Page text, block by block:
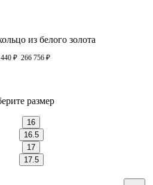
из белого золота
₽ 266 756 ₽
размер
16
16.5
17
17.5